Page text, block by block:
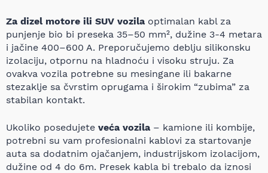
Za dizel motore ili SUV vozilaoptimalan kabl za
punjenje bio bi preseka 35–50 mm², dužine 3-4 metara
i jačine 400–600 A. Preporučujemo deblju silikonsku
izolaciju, otpornu na hladnoću i visoku struju. Za
ovakva vozila potrebne su mesingane ili bakarne
stezaklje sa čvrstim oprugama i širokim “zubima” za
stabilan kontakt.
Ukoliko posedujete veća vozila– kamione ili kombije,
potrebni su vam profesionalni kablovi za startovanje
auta sa dodatnim ojačanjem, industrijskom izolacijom,
dužine od 4 do 6m. Presek kabla bi trebalo da iznosi